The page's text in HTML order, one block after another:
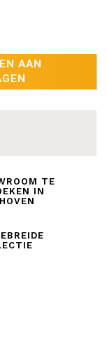
AAN
TE
IN